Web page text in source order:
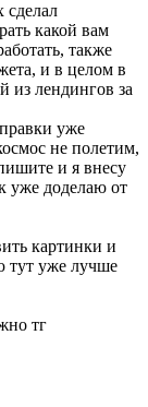
сделал
какой вам
также
и в целом в
из лендингов за
уже
не полетим,
и я внесу
уже доделаю от
картинки и
тут уже лучше
тг